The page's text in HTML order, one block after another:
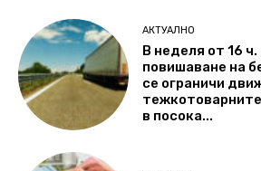
АКТУАЛНО
В неделя от 16
повишаване на
се ограничи
в посока...